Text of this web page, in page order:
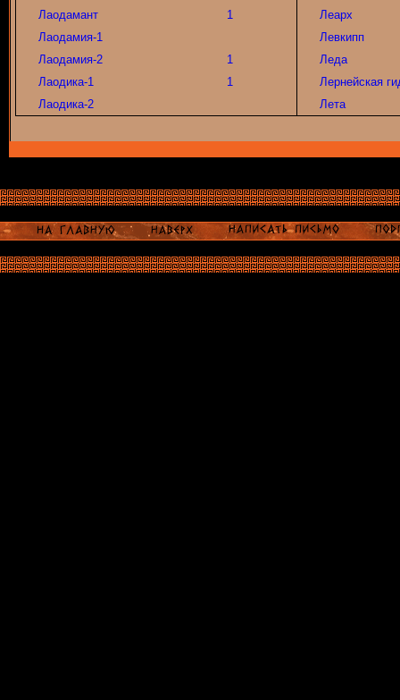
Лаодамант
1
Лаодамия-1
Лаодамия-2
1
Лаодика-1
1
Лаодика-2
Леарх
Левкипп
Леда
Лернейская
Лета